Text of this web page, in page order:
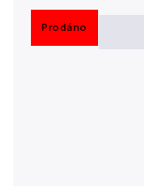
Prodáno